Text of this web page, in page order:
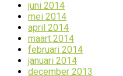
juni 2014
mei 2014
april 2014
maart 2014
februari 2014
januari 2014
december 2013